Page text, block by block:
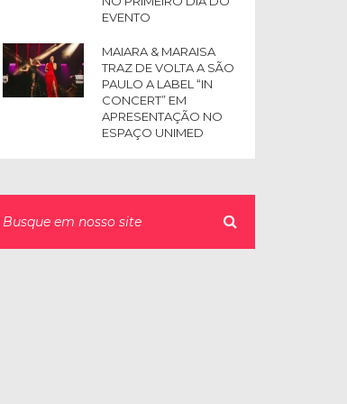
EVENTO
MAIARA & MARAISA
TRAZ DE VOLTA A SÃO
PAULO A LABEL “IN
CONCERT” EM
APRESENTAÇÃO NO
ESPAÇO UNIMED